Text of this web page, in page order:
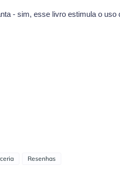
- sim, esse livro estimula o uso
Resenhas